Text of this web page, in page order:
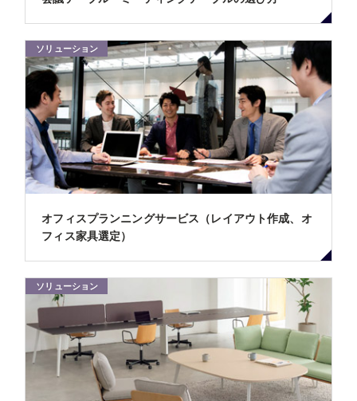
ソリューション
オフィスプランニングサービス（レイアウト作成、オ
フィス家具選定）
ソリューション